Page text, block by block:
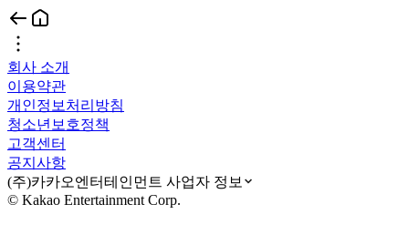
회사 소개
이용약관
개인정보처리방침
청소년보호정책
고객센터
공지사항
(주)카카오엔터테인먼트 사업자 정보
© Kakao Entertainment Corp.